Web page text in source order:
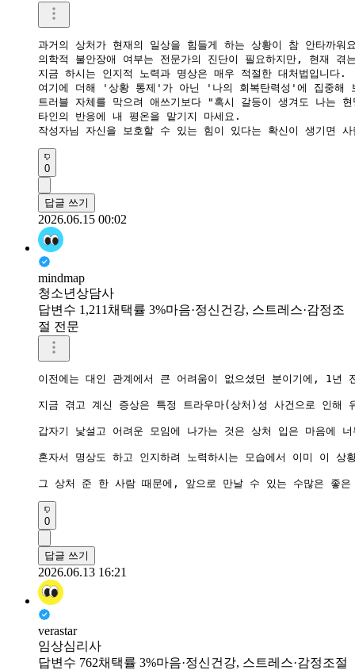
과거의 상처가 현재의 일상을 힘들게 하는 상황이 참 안타까워
의학적 불안장애 여부는 전문가의 진단이 필요하지만, 현재
​지금 하시는 인지적 노력과 명상은 매우 적절한 대처법입니다.
여기에 더해 '상황 통제'가 아닌 '나의 회복탄력성'에 집중해
트러블 자체를 막으려 애쓰기보다 "혹시 갈등이 생겨도 나는
​타인의 반응에 내 평온을 맡기지 마세요.
작성자님 자신을 보호할 수 있는 힘이 있다는 확신이 생기면
0
답글 쓰기
2026.06.15 00:02
mindmap
청소년상담사
답변수 1,211 채택률 3%마음·정신건강, 스트레스·감정조
절 전문
이전에는 대인 관계에서 큰 어려움이 없으셨던 분이기에, 1년
지금 겪고 계신 증상은 특정 트라우마(상처)성 사건으로 인해
갑자기 낯설고 어려운 모임에 나가는 것은 상처 입은 마음에
혼자서 명상도 하고 인지하려 노력하시는 모습에서 이미 이
그 상처 준 한 사람 때문에, 앞으로 만날 수 있는 수많은 좋은
0
답글 쓰기
2026.06.13 16:21
verastar
임상심리사
답변수 762채택률 3%마음·정신건강, 스트레스·감정조절